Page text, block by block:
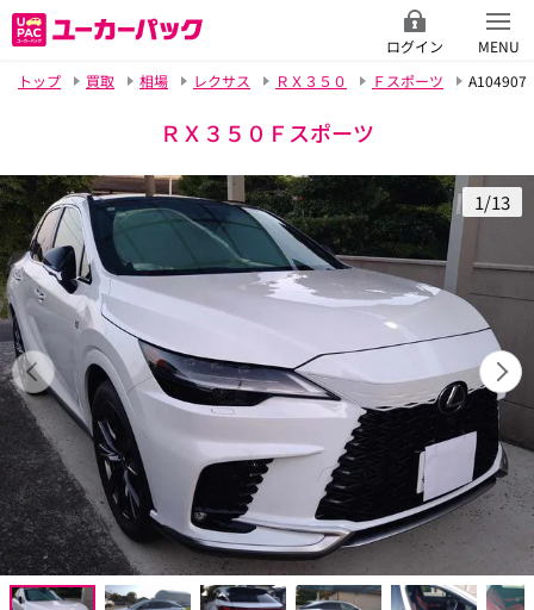
ログイン
MENU
トップ
買取 相場 レクサス ＲＸ３５０ Ｆスポーツ A104907
ＲＸ３５０Ｆスポーツ
1/13